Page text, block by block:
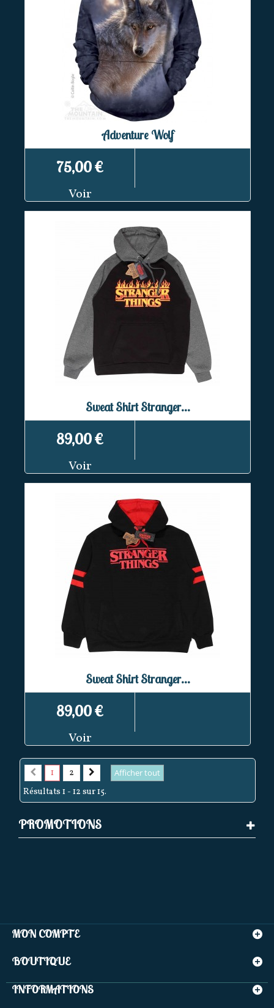
Adventure Wolf
75,00 €
Voir
Sweat Shirt Stranger...
89,00 €
Voir
Sweat Shirt Stranger...
89,00 €
Voir
Afficher tout
1
2
Résultats 1 - 12 sur 15.
PROMOTIONS
MON COMPTE
BOUTIQUE
INFORMATIONS